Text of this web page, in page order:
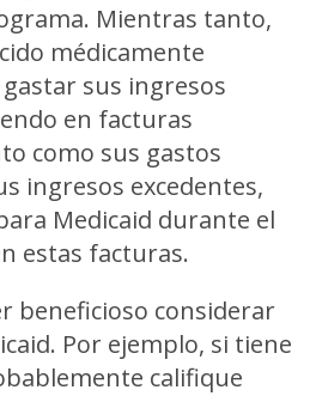
Mientras tanto,
médicamente
sus ingresos
en facturas
como sus gastos
ingresos excedentes,
Medicaid durante el
estas facturas.
beneficioso considerar
Por ejemplo, si tiene
califique